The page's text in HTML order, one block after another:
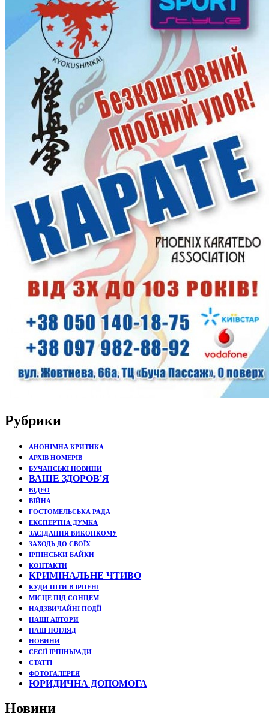
Рубрики
АНОНІМНА КРИТИКА
АРХІВ НОМЕРІВ
БУЧАНСЬКІ НОВИНИ
ВАШЕ ЗДОРОВ'Я
ВІДЕО
ВІЙНА
ГОСТОМЕЛЬСЬКА РАДА
ЕКСПЕРТНА ДУМКА
ЗАСІДАННЯ ВИКОНКОМУ
ЗАХОДЬ ДО СВОЇХ
ІРПІНСЬКИ БАЙКИ
КОНТАКТИ
КРИМІНАЛЬНЕ ЧТИВО
КУДИ ПІТИ В ІРПЕНІ
МІСЦЕ ПІД СОНЦЕМ
НАДЗВИЧАЙНІ ПОДЇЇ
НАШІ АВТОРИ
НАШ ПОГЛЯД
НОВИНИ
СЕСІЇ ІРПІНЬРАДИ
СТАТТІ
ФОТОГАЛЕРЕЯ
ЮРИДИЧНА ДОПОМОГА
Новини